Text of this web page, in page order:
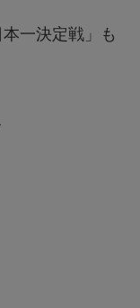
一決定戦」も